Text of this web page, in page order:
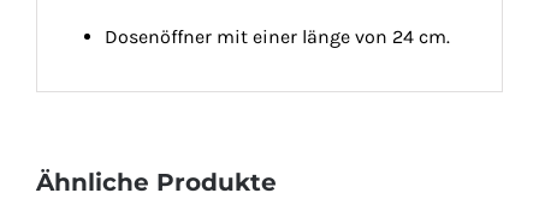
Dosenöffner mit einer länge von 24 cm.
Ähnliche Produkte